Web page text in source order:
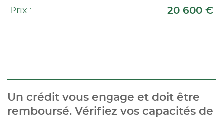
Prix : 20 600 €
Un crédit vous engage et doit être
remboursé. Vérifiez vos capacités de